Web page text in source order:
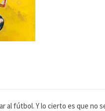
al fútbol. Y lo cierto es que no